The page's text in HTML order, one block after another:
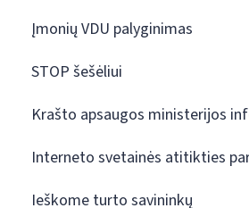
Įmonių VDU palyginimas
STOP šešėliui
Krašto apsaugos ministerijos
Interneto svetainės atitikties
Ieškome turto savininkų